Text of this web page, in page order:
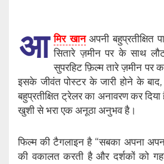
आ मिर खानअपनी बहुप्रतीक्षित
सितारे ज़मीन पर के साथ
सुपरहिट फ़िल्म तारे ज़मीन पर
इसके जीवंत पोस्टर के जारी होने के
बहुप्रतीक्षित ट्रेलर का अनावरण कर
खुशी से भरा एक अनूठा अनुभव है।
फिल्म की टैगलाइन है “सबका अपना
की वकालत करती है और दर्शकों को